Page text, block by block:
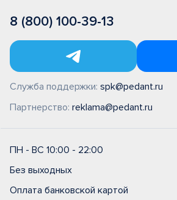
8 (800) 100-39-13
Служба поддержки: spk@pedant.ru
Партнерство: reklama@pedant.ru
ПН - ВС 10:00 - 22:00
Без выходных
Оплата банковской картой